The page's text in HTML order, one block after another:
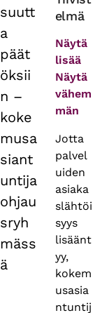
tabs
suutt
a
päät
öksii
n –
koke
musa
siant
untija
ohjau
sryh
mäss
ä
elmä
Näytä
lisää
Näytä
vähem
män
Jotta
palvel
uiden
asiaka
slähtöi
syys
lisäänt
yy,
kokem
usasia
ntuntij